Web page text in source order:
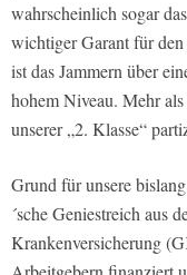
wahrscheinlich sogar
wichtiger Garant für
ist das Jammern über
hohem Niveau. Mehr
unserer „2. Klasse“
Grund für unsere
´sche Geniestreich aus
Krankenversicherung